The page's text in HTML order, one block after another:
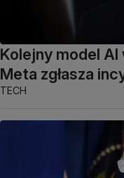
Kolejny model AI
Meta zgłasza
TECH